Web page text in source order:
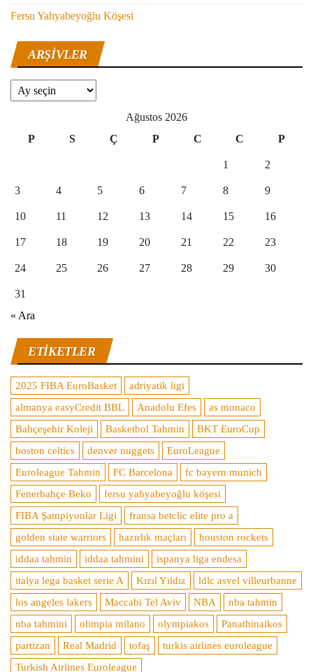
Fersu Yahyabeyoğlu Köşesi
ARŞIVLER
Arşivler
Ağustos 2026
P
S Ç P C C P
1 2
3 4 5 6 7 8 9
10 11 12 13 14 15 16
17 18 19 20 21 22 23
24 25 26 27 28 29 30
31
« Ara
ETIKETLER
2025 FIBA EuroBasket
adriyatik ligi
almanya easyCredit BBL
Anadolu Efes
as monaco
Bahçeşehir Koleji
Basketbol Tahmin
BKT EuroCup
boston celtics
denver nuggets
EuroLeague
Euroleague Tahmin
FC Barcelona
fc bayern munich
Fenerbahçe Beko
fersu yahyabeyoğlu köşesi
FIBA Şampiyonlar Ligi
fransa betclic elite pro a
golden state warriors
hazırlık maçları
houston rockets
iddaa tahmin
iddaa tahmini
ispanya liga endesa
italya lega basket serie A
Kızıl Yıldız
ldlc asvel villeurbanne
los angeles lakers
Maccabi Tel Aviv NBA
nba tahmin
nba tahmini
olimpia milano olympiakos
Panathinaikos
partizan
Real Madrid tofaş
turkis airlines euroleague
Turkish Airlines Euroleague